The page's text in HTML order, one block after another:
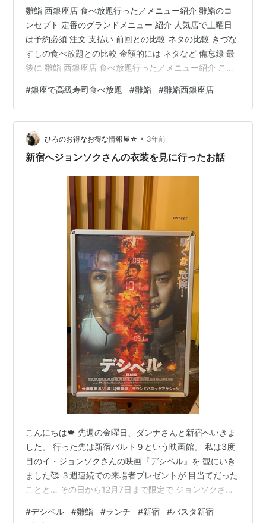
雛鮨 西銀座店 食べ放題行った／メニュー紹介 雛鮨のコ
ンセプト 定番のグランドメニュー 紹介 人気店で土曜日
は予約必須 注文 支払い 前回との比較 ネタの比較 きづな
すしの食べ放題との比較 金額的には ネタなど 備忘録 最
後に 雛鮨 西銀座店 食べ放題行った／メニュー紹介 この
を紹介します そして食べ放題メニューについてもその一
部を紹介します よろしければご覧ください！ 2023年12
月 公開 2023年最後の記事は、お寿司の食べ放題🤣 株主
優待で食べ放題が大好きなので😂
***********************************…
#銀座で高級寿司食べ放題 #雛鮨 #雛鮨西銀座店
ひろのお得なお得な情報屋☆ • 3年前
新宿へジョンソクさんの衣装を見に行ったお話
こんにちは🍁 先週の金曜日、ダンナさんと新宿へいきま
した。 行った先は新宿バルト９という映画館。 私は3度
目のイ・ジョンソクさんの映画『デシベル』を 観にいき
ました🥰 ３週連続での来場者プレゼントが 目当てだった
ことと… その日から12月7日まで限定で ジョンソクさん
💕 白い衣装がジョンソクさん、 青い衣装が共演のイ・ミ
#デシベル #雛鮨 #ランチ #新宿 #バスタ新宿